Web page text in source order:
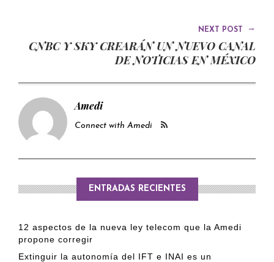
NEXT POST →
CNBC Y SKY CREARÁN UN NUEVO CANAL
DE NOTICIAS EN MÉXICO
Amedi
Connect with Amedi
ENTRADAS RECIENTES
12 aspectos de la nueva ley telecom que la Amedi
propone corregir
Extinguir la autonomía del IFT e INAI es un